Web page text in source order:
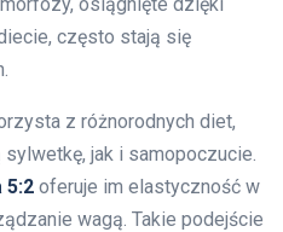
często stają się
z różnorodnych diet,
jak i samopoczucie.
5:2 oferuje im elastyczność w
wagą. Takie podejście